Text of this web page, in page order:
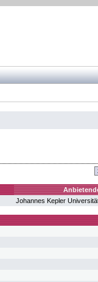
Johannes Kepler